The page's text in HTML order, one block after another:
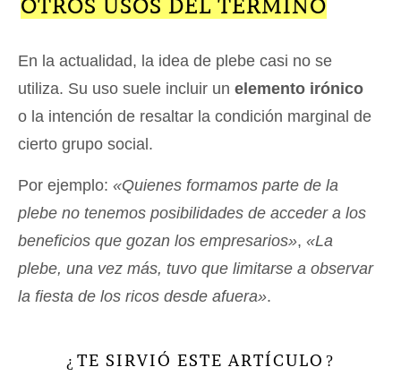
En la actualidad, la idea de plebe casi no se
utiliza. Su uso suele incluir un elemento irónico
o la intención de resaltar la condición marginal de
cierto grupo social.
Por ejemplo: «Quienes formamos parte de la
plebe no tenemos posibilidades de acceder a los
beneficios que gozan los empresarios», «La
plebe, una vez más, tuvo que limitarse a observar
la fiesta de los ricos desde afuera».
¿ TE SIRVIÓ ESTE ARTÍCULO ?